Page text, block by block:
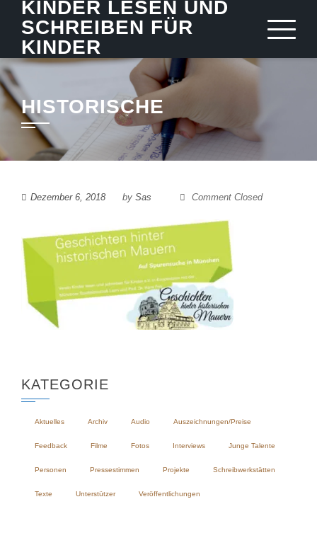
content
KINDER LESEN UND
SCHREIBEN FÜR
KINDER
HISTORISCHE
Dezember 6, 2018 by Sas Comment Closed
KATEGORIE
Aktuelles Archiv Audio Auszeichnungen/Preise
Feedback Filme Fotos Interviews Junge Talente
Personen Pressestimmen Projekte Schreibwerkstätten
Texte Unterstützer Veröffentlichungen